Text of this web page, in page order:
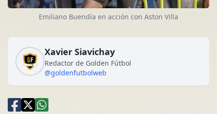
Emiliano Buendía en acción con Aston Villa
Xavier Siavichay
Redactor de Golden Fútbol
@goldenfutbolweb